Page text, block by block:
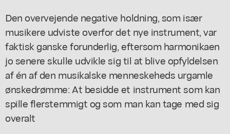
Den overvejende negative holdning, som især
musikere udviste overfor det nye instrument, var
faktisk ganske forunderlig, eftersom harmonikaen
jo senere skulle udvikle sig til at blive opfyldelsen
af én af den musikalske menneskeheds urgamle
ønskedrømme: At besidde et instrument som kan
spille flerstemmigt og som man kan tage med sig
overalt